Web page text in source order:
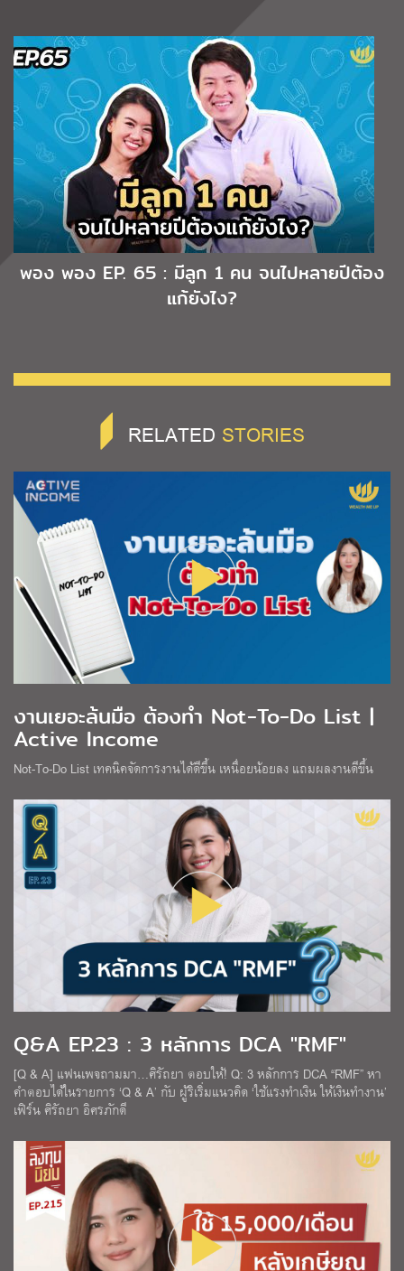
พอง พอง EP. 65 : มีลูก 1 คน จนไปหลายปีต้อง
แก้ยังไง?
RELATED STORIES
งานเยอะล้นมือ ต้องทำ Not-To-Do List |
Active Income
Not-To-Do List เทคนิคจัดการงานได้ดีขึ้น เหนื่อยน้อยลง แถมผลงานดีขึ้น
Q&A EP.23 : 3 หลักการ DCA "RMF"
[Q & A] แฟนเพจถามมา…ศิรัถยา ตอบให้! Q: 3 หลักการ DCA “RMF” หา
คำตอบได้ในรายการ ‘Q & A’ กับ ผู้ริเริ่มแนวคิด ‘ใช้แรงทำเงิน ให้เงินทำงาน’
เฟิร์น ศิรัถยา อิศรภักดี